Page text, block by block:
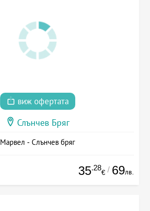
виж офертата
Слънчев Бряг
Марвел - Слънчев бряг
35.28
€ / 69лв.